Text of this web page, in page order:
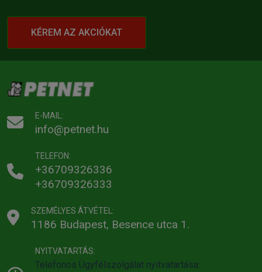
KÉREM AZ AKCIÓKAT
E-MAIL:
info@petnet.hu
TELEFON:
+36709326336
+36709326333
SZEMÉLYES ÁTVÉTEL:
1186 Budapest, Besence utca 1.
NYITVATARTÁS:
Telefonos Ügyfélszolgálat nyitvatartása: